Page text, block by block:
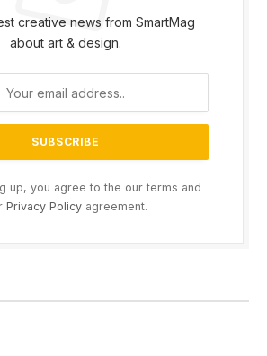
creative news from SmartMag
about art & design.
up, you agree to the our terms and
Privacy Policyagreement.